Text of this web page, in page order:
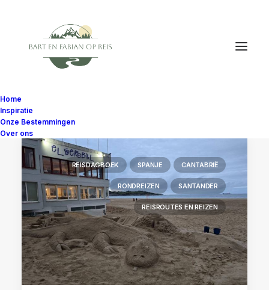
Home
Inspiratie
Onze Bestemmingen
Over ons
REISDAGBOEK SPANJE CANTABRIË
RONDREIZEN SANTANDER
REISROUTES EN REIZEN